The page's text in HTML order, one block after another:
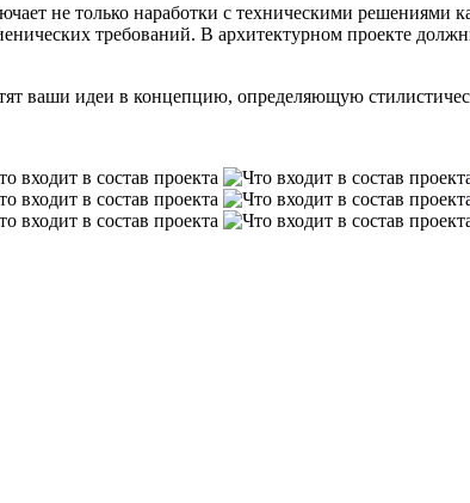
не только наработки с техническими решениями
требований. В архитектурном проекте
ваши идеи в концепцию, определяющую